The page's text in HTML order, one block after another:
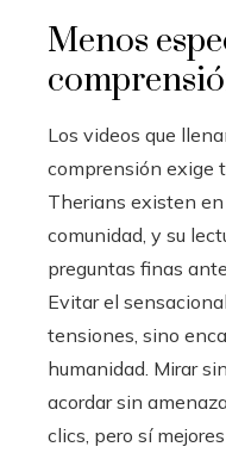
Menos
Los videos que
comprensión exige
Therians existen en
comunidad, y su
preguntas finas
Evitar el
tensiones, sino
humanidad. Mirar
acordar sin
clics, pero sí